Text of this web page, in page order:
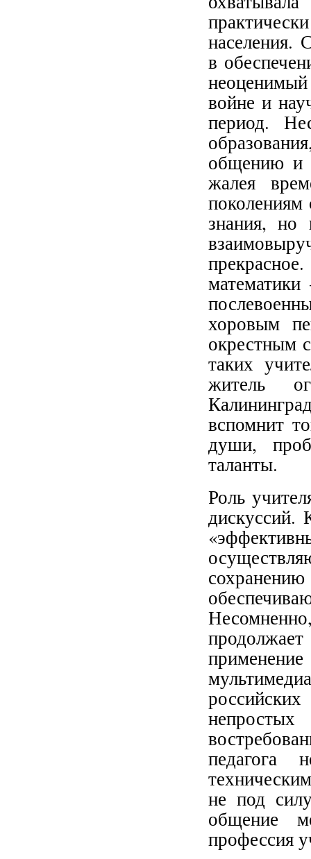
населения.
в
войне и
период.
общению и
жалея
поколениям
знания, но
хоровым
окрестным
таких
житель
вспомнит
души,
таланты.
Роль
дискуссий.
непростых
педагога
не под
общение
профессия